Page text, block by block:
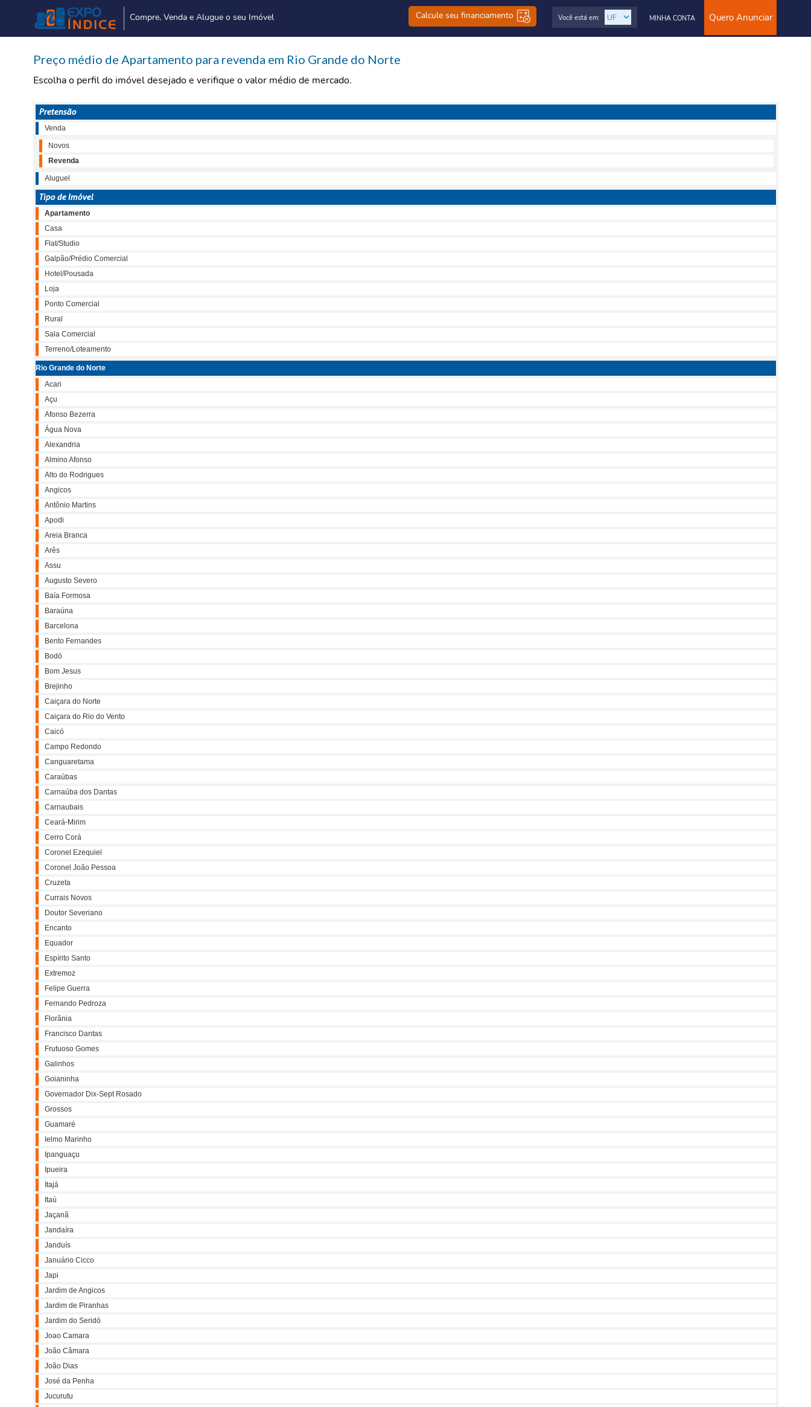
Compre, Venda e Alugue o seu Imóvel Calcule seu financiamento Quero Anunciar
MINHA CONTA
Você está em:
Preço médio de Apartamento para revenda em Rio Grande do Norte
Escolha o perfil do imóvel desejado e verifique o valor médio de mercado.
Pretensão
Venda
Novos
Revenda
Aluguel
Tipo de Imóvel
Apartamento
Casa
Flat/Studio
Galpão/Prédio Comercial
Hotel/Pousada
Loja
Ponto Comercial
Rural
Sala Comercial
Terreno/Loteamento
Rio Grande do Norte
Acari
Açu
Afonso Bezerra
Água Nova
Alexandria
Almino Afonso
Alto do Rodrigues
Angicos
Antônio Martins
Apodi
Areia Branca
Arês
Assu
Augusto Severo
Baía Formosa
Baraúna
Barcelona
Bento Fernandes
Bodó
Bom Jesus
Brejinho
Caiçara do Norte
Caiçara do Rio do Vento
Caicó
Campo Redondo
Canguaretama
Caraúbas
Carnaúba dos Dantas
Carnaubais
Ceará-Mirim
Cerro Corá
Coronel Ezequiel
Coronel João Pessoa
Cruzeta
Currais Novos
Doutor Severiano
Encanto
Equador
Espírito Santo
Extremoz
Felipe Guerra
Fernando Pedroza
Florânia
Francisco Dantas
Frutuoso Gomes
Galinhos
Goianinha
Governador Dix-Sept Rosado
Grossos
Guamaré
Ielmo Marinho
Ipanguaçu
Ipueira
Itajá
Itaú
Jaçanã
Jandaíra
Janduís
Januário Cicco
Japi
Jardim de Angicos
Jardim de Piranhas
Jardim do Seridó
Joao Camara
João Câmara
João Dias
José da Penha
Jucurutu